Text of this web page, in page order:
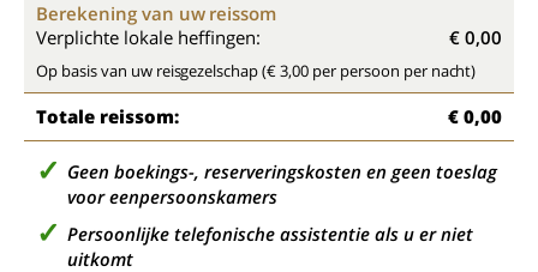
Berekening van uw reissom
Verplichte lokale heffingen:
€ 0,00
Op basis van uw reisgezelschap (€ 3,00 per persoon per nacht)
Totale reissom: € 0,00
Geen boekings-, reserveringskosten en geen toeslag
voor eenpersoonskamers
Persoonlijke telefonische assistentie als u er niet
uitkomt